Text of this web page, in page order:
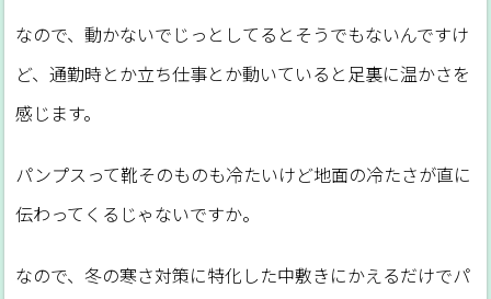
なので、動かないでじっとしてるとそうでもないんですけ
ど、通勤時とか立ち仕事とか動いていると足裏に温かさを
感じます。
パンプスって靴そのものも冷たいけど地面の冷たさが直に
伝わってくるじゃないですか。
なので、冬の寒さ対策に特化した中敷きにかえるだけでパ